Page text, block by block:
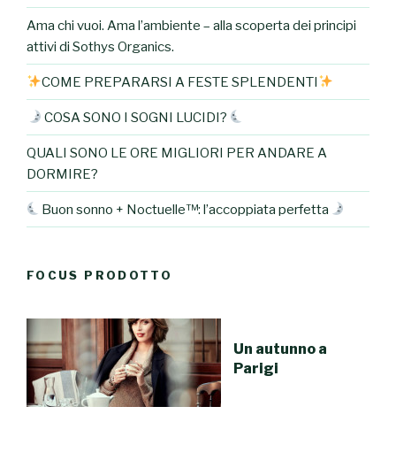
Ama chi vuoi. Ama l’ambiente – alla scoperta dei principi
attivi di Sothys Organics.
COME PREPARARSI A FESTE SPLENDENTI
COSA SONO I SOGNI LUCIDI?
QUALI SONO LE ORE MIGLIORI PER ANDARE A
DORMIRE?
Buon sonno + Noctuelle™: l’accoppiata perfetta
FOCUS PRODOTTO
Un autunno a
Parigi